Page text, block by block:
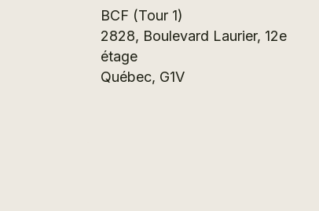
BCF (Tour 1)
2828, Boulevard Laurier, 12e
étage
Québec, G1V